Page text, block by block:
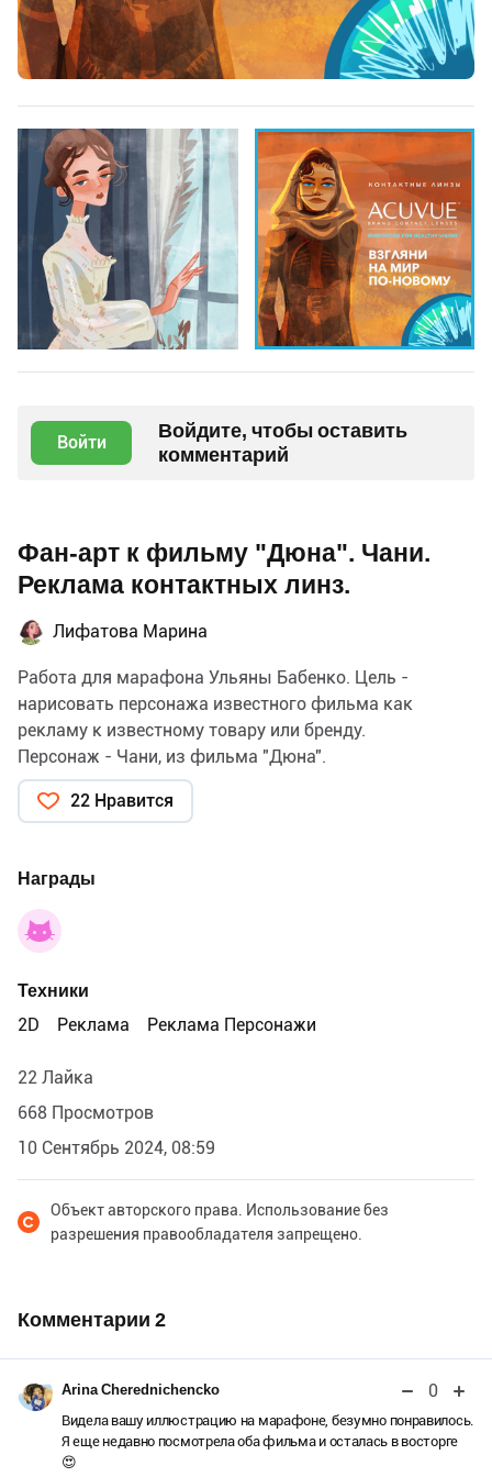
Войти
Войдите, чтобы оставить
комментарий
Фан-арт к фильму "Дюна". Чани.
Реклама контактных линз.
Лифатова Марина
Работа для марафона Ульяны Бабенко. Цель -
нарисовать персонажа известного фильма как
рекламу к известному товару или бренду.
Персонаж - Чани, из фильма "Дюна".
22 Нравится
Награды
Техники
2D
Реклама Реклама Персонажи
22 Лайка
668 Просмотров
10 Сентябрь 2024, 08:59
Объект авторского права. Использование без
разрешения правообладателя запрещено.
Комментарии 2
Arina Cherednichencko 0
Видела вашу иллюстрацию на марафоне, безумно понравилось.
Я еще недавно посмотрела оба фильма и осталась в восторге
😍